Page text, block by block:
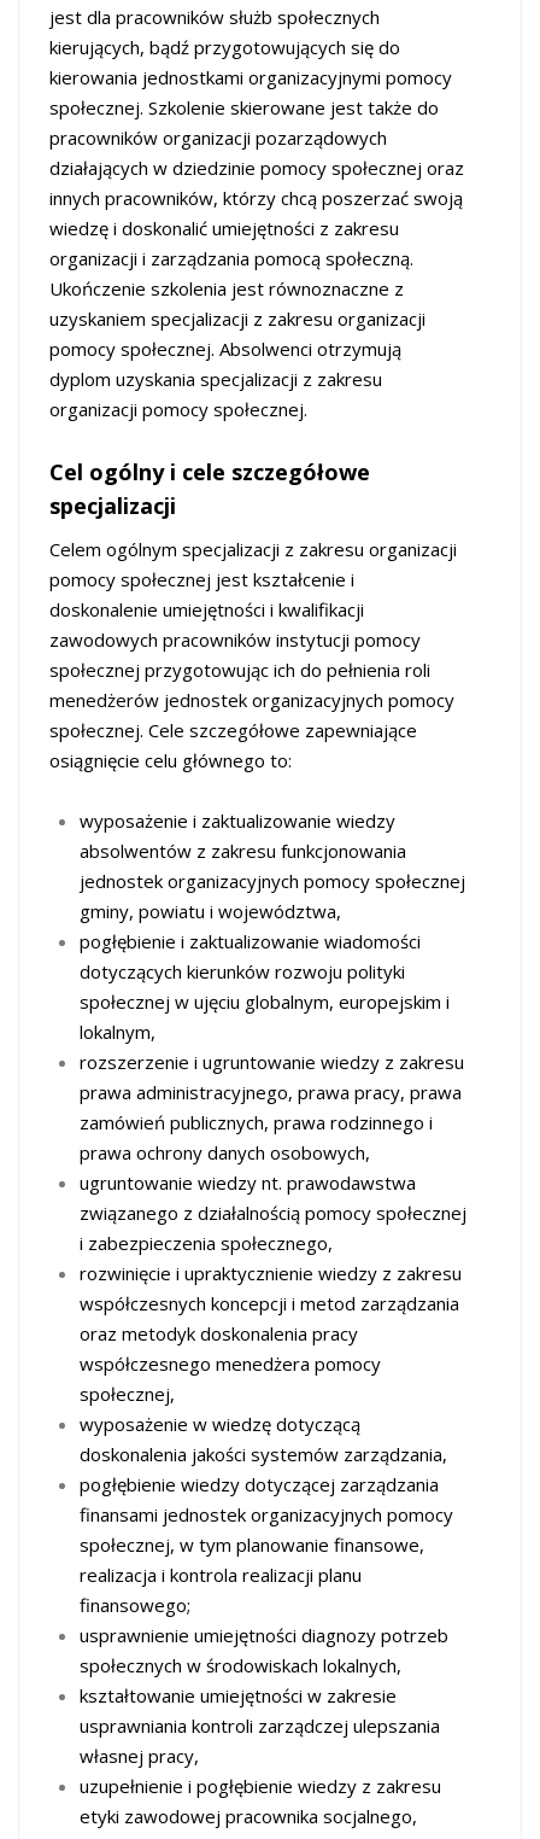
jest dla pracowników służb społecznych
kierujących, bądź przygotowujących się do
kierowania jednostkami organizacyjnymi pomocy
społecznej. Szkolenie skierowane jest także do
pracowników organizacji pozarządowych
działających w dziedzinie pomocy społecznej oraz
innych pracowników, którzy chcą poszerzać swoją
wiedzę i doskonalić umiejętności z zakresu
organizacji i zarządzania pomocą społeczną.
Ukończenie szkolenia jest równoznaczne z
uzyskaniem specjalizacji z zakresu organizacji
pomocy społecznej. Absolwenci otrzymują
dyplom uzyskania specjalizacji z zakresu
organizacji pomocy społecznej.
Cel ogólny i cele szczegółowe
specjalizacji
Celem ogólnym specjalizacji z zakresu organizacji
pomocy społecznej jest kształcenie i
doskonalenie umiejętności i kwalifikacji
zawodowych pracowników instytucji pomocy
społecznej przygotowując ich do pełnienia roli
menedżerów jednostek organizacyjnych pomocy
społecznej. Cele szczegółowe zapewniające
osiągnięcie celu głównego to:
wyposażenie i zaktualizowanie wiedzy
absolwentów z zakresu funkcjonowania
jednostek organizacyjnych pomocy społecznej
gminy, powiatu i województwa,
pogłębienie i zaktualizowanie wiadomości
dotyczących kierunków rozwoju polityki
społecznej w ujęciu globalnym, europejskim i
lokalnym,
rozszerzenie i ugruntowanie wiedzy z zakresu
prawa administracyjnego, prawa pracy, prawa
zamówień publicznych, prawa rodzinnego i
prawa ochrony danych osobowych,
ugruntowanie wiedzy nt. prawodawstwa
związanego z działalnością pomocy społecznej
i zabezpieczenia społecznego,
rozwinięcie i upraktycznienie wiedzy z zakresu
współczesnych koncepcji i metod zarządzania
oraz metodyk doskonalenia pracy
współczesnego menedżera pomocy
społecznej,
wyposażenie w wiedzę dotyczącą
doskonalenia jakości systemów zarządzania,
pogłębienie wiedzy dotyczącej zarządzania
finansami jednostek organizacyjnych pomocy
społecznej, w tym planowanie finansowe,
realizacja i kontrola realizacji planu
finansowego;
usprawnienie umiejętności diagnozy potrzeb
społecznych w środowiskach lokalnych,
kształtowanie umiejętności w zakresie
usprawniania kontroli zarządczej ulepszania
własnej pracy,
uzupełnienie i pogłębienie wiedzy z zakresu
etyki zawodowej pracownika socjalnego,